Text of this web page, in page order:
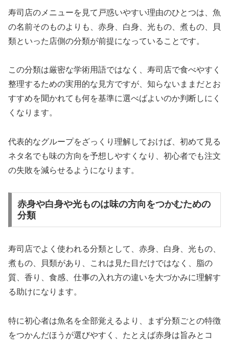
寿司店のメニューを見て戸惑いやすい理由のひとつは、魚
の名前そのものよりも、赤身、白身、光もの、煮もの、貝
類といった店側の分類が前提になっていることです。
この分類は厳密な学術用語ではなく、寿司店で食べやすく
整理するための実用的な見方ですが、知らないままだとお
すすめを聞かれても何を基準に選べばよいのか判断しにく
くなります。
代表的なグループをざっくり理解しておけば、初めて見る
ネタ名でも味の方向を予想しやすくなり、初心者でも注文
の失敗を減らせるようになります。
赤身や白身や光ものは味の方向をつかむための
分類
寿司店でよく使われる分類として、赤身、白身、光もの、
煮もの、貝類があり、これは見た目だけではなく、脂の
質、香り、食感、仕事の入れ方の違いを大づかみに理解す
る助けになります。
特に初心者は魚名を全部覚えるより、まず分類ごとの特徴
をつかんだほうが選びやすく、たとえば赤身は旨みとコ